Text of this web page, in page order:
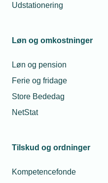
Udstationering
Løn og omkostninger
Løn og pension
Ferie og fridage
Store Bededag
NetStat
Tilskud og ordninger
Kompetencefonde
Telefon:43 43 60 00
Fredag fra kl. 08:00 til 15:00